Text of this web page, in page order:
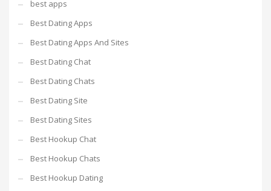
best apps
Best Dating Apps
Best Dating Apps And Sites
Best Dating Chat
Best Dating Chats
Best Dating Site
Best Dating Sites
Best Hookup Chat
Best Hookup Chats
Best Hookup Dating